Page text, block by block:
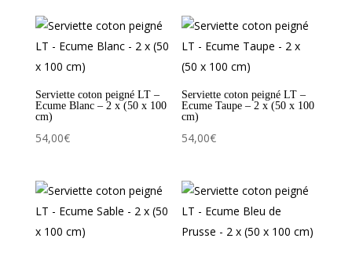
Serviette coton peigné LT –
Ecume Blanc – 2 x (50 x 100
cm)
54,00€
Serviette coton peigné LT –
Ecume Taupe – 2 x (50 x 100
cm)
54,00€